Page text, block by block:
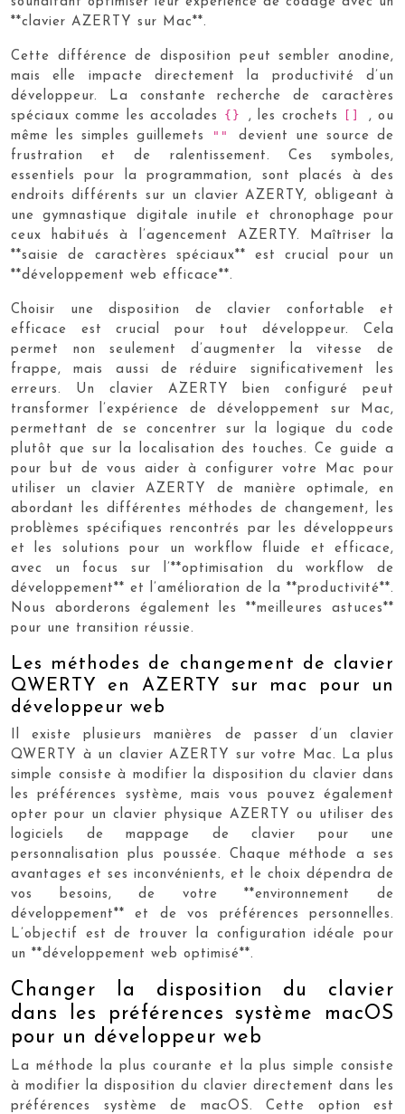
**clavier AZERTY sur Mac**.
Cette différence de disposition peut sembler anodine,
mais elle impacte directement la productivité d’un
développeur. La constante recherche de caractères
spéciaux comme les accolades {} , les crochets
, ou
même les simples guillemets
"" devient une source de
frustration et de ralentissement. Ces symboles,
essentiels pour la programmation, sont placés à des
endroits différents sur un clavier AZERTY, obligeant à
une gymnastique digitale inutile et chronophage pour
ceux habitués à l’agencement AZERTY. Maîtriser la
**saisie de caractères spéciaux** est crucial pour un
**développement web efficace**.
Choisir une disposition de clavier confortable et
efficace est crucial pour tout développeur. Cela
permet non seulement d’augmenter la vitesse de
frappe, mais aussi de réduire significativement les
erreurs. Un clavier AZERTY bien configuré peut
transformer l’expérience de développement sur Mac,
permettant de se concentrer sur la logique du code
plutôt que sur la localisation des touches. Ce guide a
pour but de vous aider à configurer votre Mac pour
utiliser un clavier AZERTY de manière optimale, en
abordant les différentes méthodes de changement, les
problèmes spécifiques rencontrés par les développeurs
et les solutions pour un workflow fluide et efficace,
avec un focus sur l’**optimisation du workflow de
développement** et l’amélioration de la **productivité**.
Nous aborderons également les **meilleures astuces**
pour une transition réussie.
Les méthodes de changement de clavier
QWERTY en AZERTY sur mac pour un
développeur web
Il existe plusieurs manières de passer d’un clavier
QWERTY à un clavier AZERTY sur votre Mac. La plus
simple consiste à modifier la disposition du clavier dans
les préférences système, mais vous pouvez également
opter pour un clavier physique AZERTY ou utiliser des
logiciels de mappage de clavier pour une
personnalisation plus poussée. Chaque méthode a ses
avantages et ses inconvénients, et le choix dépendra de
vos besoins, de votre **environnement de
développement** et de vos préférences personnelles.
L’objectif est de trouver la configuration idéale pour
un **développement web optimisé**.
Changer la disposition du clavier
dans les préférences système macOS
pour un développeur web
La méthode la plus courante et la plus simple consiste
à modifier la disposition du clavier directement dans les
préférences système de macOS. Cette option est